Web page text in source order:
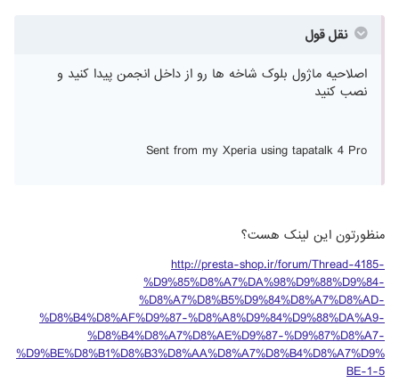
نقل قول
اصلاحیه ماژول بلوک شاخه ها رو از داخل انجمن پیدا کنید و
نصب کنید
Sent from my Xperia using tapatalk 4 Pro
منظورتون این لینک هست؟
http://presta-shop.ir/forum/Thread-4185-
%D9%85%D8%A7%DA%98%D9%88%D9%84-
%D8%A7%D8%B5%D9%84%D8%A7%D8%AD-
%D8%B4%D8%AF%D9%87-%D8%A8%D9%84%D9%88%DA%A9-
%D8%B4%D8%A7%D8%AE%D9%87-%D9%87%D8%A7-
%D9%BE%D8%B1%D8%B3%D8%AA%D8%A7%D8%B4%D8%A7%D9%
BE-1-5